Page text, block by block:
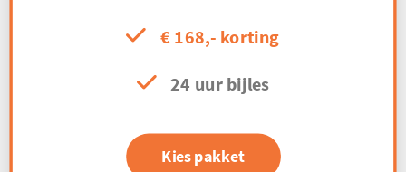
€ 168,- korting
24 uur bijles
Kies pakket